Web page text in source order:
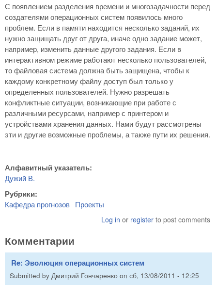
С появлением разделения времени и многозадачности перед
создателями операционных систем появилось много
проблем. Если в памяти находится несколько заданий, их
нужно защищать друг от друга, иначе одно задание может,
например, изменить данные другого задания. Если в
интерактивном режиме работают несколько пользователей,
то файловая система должна быть защищена, чтобы к
каждому конкретному файлу доступ был только у
определенных пользователей. Нужно разрешать
конфликтные ситуации, возникающие при работе с
различными ресурсами, например с принтером и
устройствами хранения данных. Нами будут рассмотрены
эти и другие возможные проблемы, а также пути их решения.
Алфавитный указатель:
Дужий В.
Рубрики:
Кафедра прогнозов Проекты
Log in or register to post comments
Комментарии
Re: Эволюция операционных систем
Submitted by Дмитрий Гончаренко on сб, 13/08/2011 - 12:25